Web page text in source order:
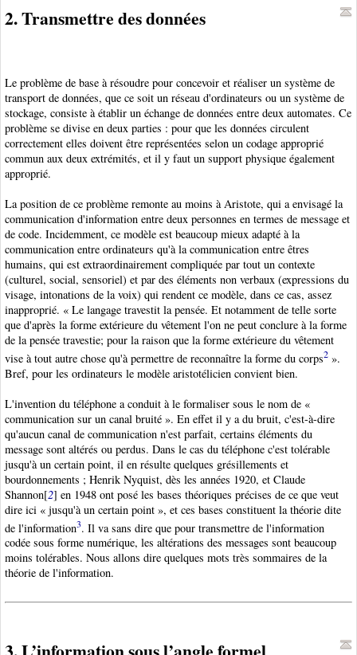
2. Transmettre des données
Le problème de base à résoudre pour concevoir et réaliser un système de
transport de données, que ce soit un réseau d'ordinateurs ou un système de
stockage, consiste à établir un échange de données entre deux automates. Ce
problème se divise en deux parties : pour que les données circulent
correctement elles doivent être représentées selon un codage approprié
commun aux deux extrémités, et il y faut un support physique également
approprié.
La position de ce problème remonte au moins à Aristote, qui a envisagé la
communication d'information entre deux personnes en termes de message et
de code. Incidemment, ce modèle est beaucoup mieux adapté à la
communication entre ordinateurs qu'à la communication entre êtres
humains, qui est extraordinairement compliquée par tout un contexte
(culturel, social, sensoriel) et par des éléments non verbaux (expressions du
visage, intonations de la voix) qui rendent ce modèle, dans ce cas, assez
inapproprié. « Le langage travestit la pensée. Et notamment de telle sorte
que d'après la forme extérieure du vêtement l'on ne peut conclure à la forme
de la pensée travestie; pour la raison que la forme extérieure du vêtement
vise à tout autre chose qu'à permettre de reconnaître la forme du corps2 ».
Bref, pour les ordinateurs le modèle aristotélicien convient bien.
L'invention du téléphone a conduit à le formaliser sous le nom de «
communication sur un canal bruité ». En effet il y a du bruit, c'est-à-dire
qu'aucun canal de communication n'est parfait, certains éléments du
message sont altérés ou perdus. Dans le cas du téléphone c'est tolérable
jusqu'à un certain point, il en résulte quelques grésillements et
bourdonnements ; Henrik Nyquist, dès les années 1920, et Claude
Shannon[2] en 1948 ont posé les bases théoriques précises de ce que veut
dire ici « jusqu'à un certain point », et ces bases constituent la théorie dite
de l'information3. Il va sans dire que pour transmettre de l'information
codée sous forme numérique, les altérations des messages sont beaucoup
moins tolérables. Nous allons dire quelques mots très sommaires de la
théorie de l'information.